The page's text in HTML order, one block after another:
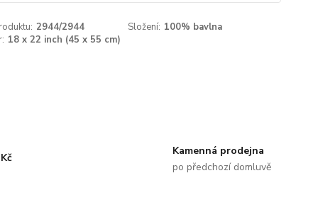
2944/2944 Složení: 100% bavlna
18 x 22 inch (45 x 55 cm)
Kamenná prodejna
po předchozí domluvě